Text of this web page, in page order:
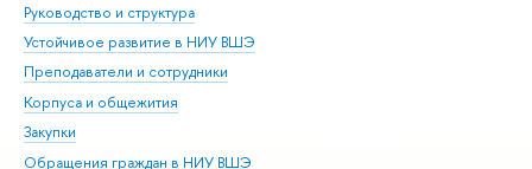
Руководство и структура
Устойчивое развитие в НИУ ВШЭ
Преподаватели и сотрудники
Корпуса и общежития
Закупки
Обращения граждан в НИУ ВШЭ